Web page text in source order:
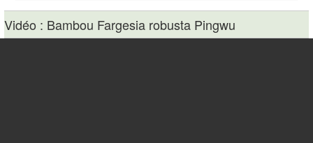
Vidéo : Bambou Fargesia robusta Pingwu